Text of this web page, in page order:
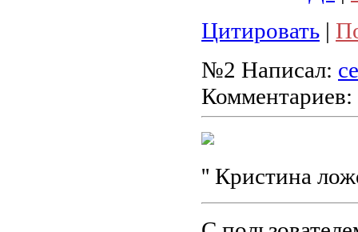
Цитировать |
№2 Написал:
Комментариев:
'' Кристина